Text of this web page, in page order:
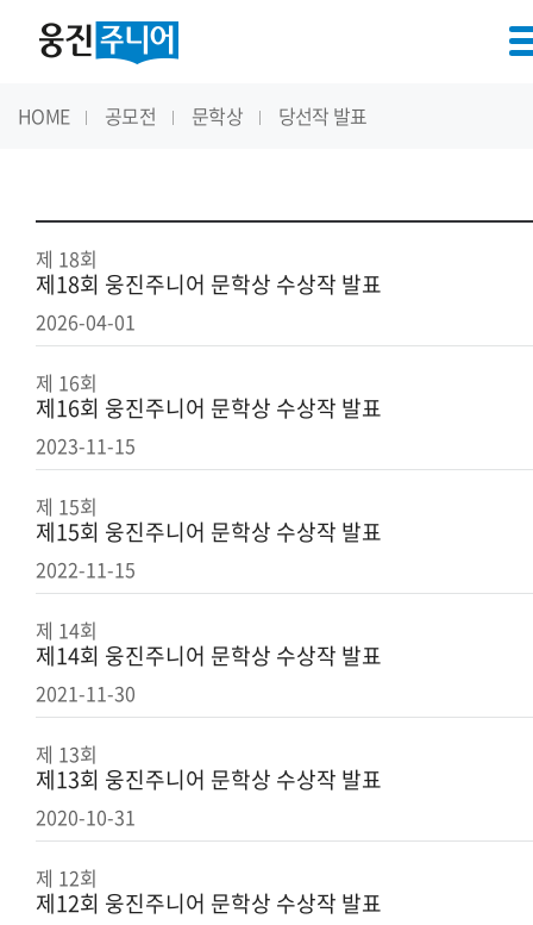
HOME 공모전 문학상 당선작 발표
제 18회
제18회 웅진주니어 문학상 수상작 발표
2026-04-01
제 16회
제16회 웅진주니어 문학상 수상작 발표
2023-11-15
제 15회
제15회 웅진주니어 문학상 수상작 발표
2022-11-15
제 14회
제14회 웅진주니어 문학상 수상작 발표
2021-11-30
제 13회
제13회 웅진주니어 문학상 수상작 발표
2020-10-31
제 12회
제12회 웅진주니어 문학상 수상작 발표